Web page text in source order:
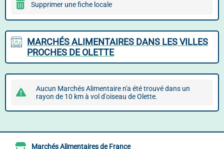
Supprimer une fiche locale
MARCHÉS ALIMENTAIRES DANS LES VILLES
PROCHES DE OLETTE
Aucun Marchés Alimentaire n'a été trouvé dans un
rayon de 10 km à vol d'oiseau de Olette.
Marchés Alimentaires de France